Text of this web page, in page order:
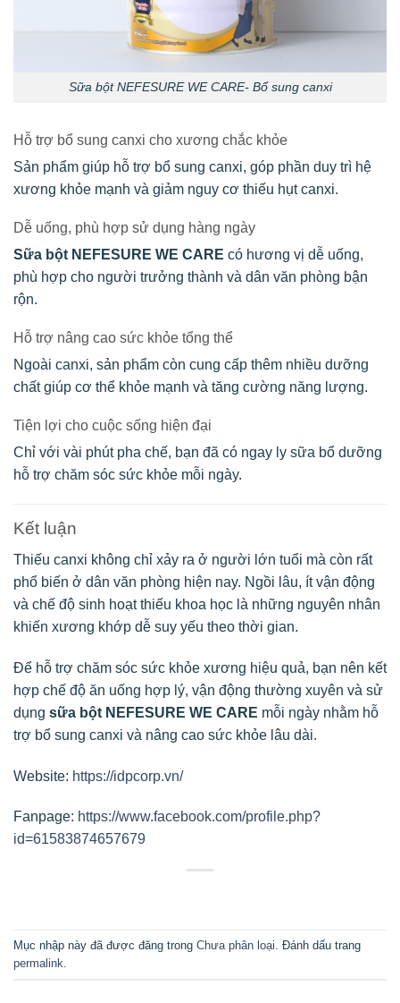
Sữa bột NEFESURE WE CARE- Bổ sung canxi
Hỗ trợ bổ sung canxi cho xương chắc khỏe
Sản phẩm giúp hỗ trợ bổ sung canxi, góp phần duy trì hệ
xương khỏe mạnh và giảm nguy cơ thiếu hụt canxi.
Dễ uống, phù hợp sử dụng hàng ngày
Sữa bột NEFESURE WE CARE có hương vị dễ uống,
phù hợp cho người trưởng thành và dân văn phòng bận
rộn.
Hỗ trợ nâng cao sức khỏe tổng thể
Ngoài canxi, sản phẩm còn cung cấp thêm nhiều dưỡng
chất giúp cơ thể khỏe mạnh và tăng cường năng lượng.
Tiện lợi cho cuộc sống hiện đại
Chỉ với vài phút pha chế, bạn đã có ngay ly sữa bổ dưỡng
hỗ trợ chăm sóc sức khỏe mỗi ngày.
Kết luận
Thiếu canxi không chỉ xảy ra ở người lớn tuổi mà còn rất
phổ biến ở dân văn phòng hiện nay. Ngồi lâu, ít vận động
và chế độ sinh hoạt thiếu khoa học là những nguyên nhân
khiến xương khớp dễ suy yếu theo thời gian.
Để hỗ trợ chăm sóc sức khỏe xương hiệu quả, bạn nên kết
hợp chế độ ăn uống hợp lý, vận động thường xuyên và sử
dụng sữa bột NEFESURE WE CARE mỗi ngày nhằm hỗ
trợ bổ sung canxi và nâng cao sức khỏe lâu dài.
Website: https://idpcorp.vn/
Fanpage: https://www.facebook.com/profile.php?
id=61583874657679
Mục nhập này đã được đăng trong Chưa phân loại . Đánh dấu trang
permalink